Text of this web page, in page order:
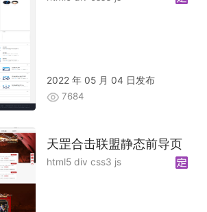
2022 年 05 月 04 日发布
7684
天罡合击联盟静态前导页
html5 div css3 js